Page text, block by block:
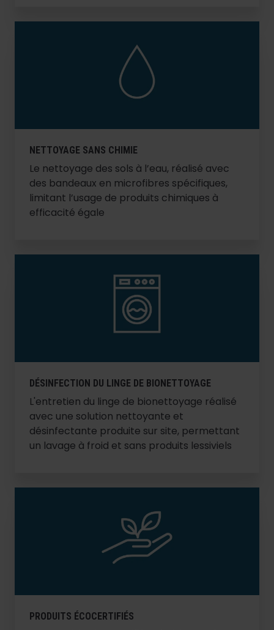
NETTOYAGE SANS CHIMIE
Le nettoyage des sols à l’eau, réalisé avec
des bandeaux en microfibres spécifiques,
limitant l’usage de produits chimiques à
efficacité égale
DÉSINFECTION DU LINGE DE BIONETTOYAGE
L'entretien du linge de bionettoyage réalisé
avec une solution nettoyante et
désinfectante produite sur site, permettant
un lavage à froid et sans produits lessiviels
PRODUITS ÉCOCERTIFIÉS